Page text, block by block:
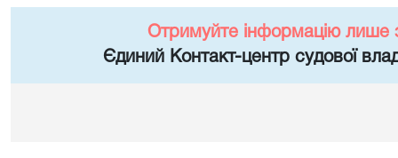
Отримуйте інформацію лише
Єдиний Контакт-центр судової